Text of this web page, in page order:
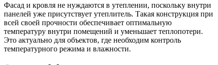
Фасад и кровля не нуждаются в утеплении, поскольку внутри
панелей уже присутствует утеплитель. Такая конструкция при
всей своей прочности обеспечивает оптимальную
температуру внутри помещений и уменьшает теплопотери.
Это актуально для объектов, где необходим контроль
температурного режима и влажности.